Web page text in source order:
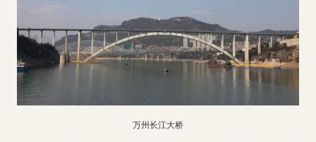
万州长江大桥